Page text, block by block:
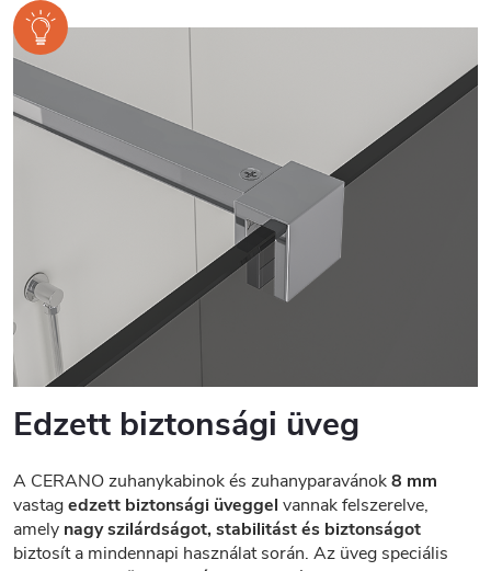
Edzett biztonsági üveg
A CERANO zuhanykabinok és zuhanyparavánok8 mm
vastagedzett biztonsági üveggel vannak felszerelve,
amely nagy szilárdságot, stabilitást és biztonságot
biztosít a mindennapi használat során. Az üveg speciális